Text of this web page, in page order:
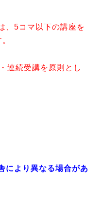
、5コマ以下の講座を
連続受講を原則とし
により異なる場合があ